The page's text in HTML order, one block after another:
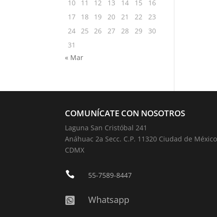
10 11 12 13 14 15
16
17
18 19 20 21 22
23
24 25 26 27 28 29
30
31
« Mar
COMUNÍCATE CON NOSOTROS
Laguna San Cristóbal 241
Anáhuac 2a Secc. C.P. 11320 Ciudad de
CDMX
 55-7589-8447
 Whatsapp